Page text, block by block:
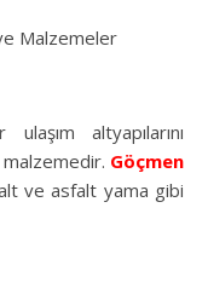
Malzemeler
altyapılarını
malzemedir. Göçmen
ve asfalt yama gibi